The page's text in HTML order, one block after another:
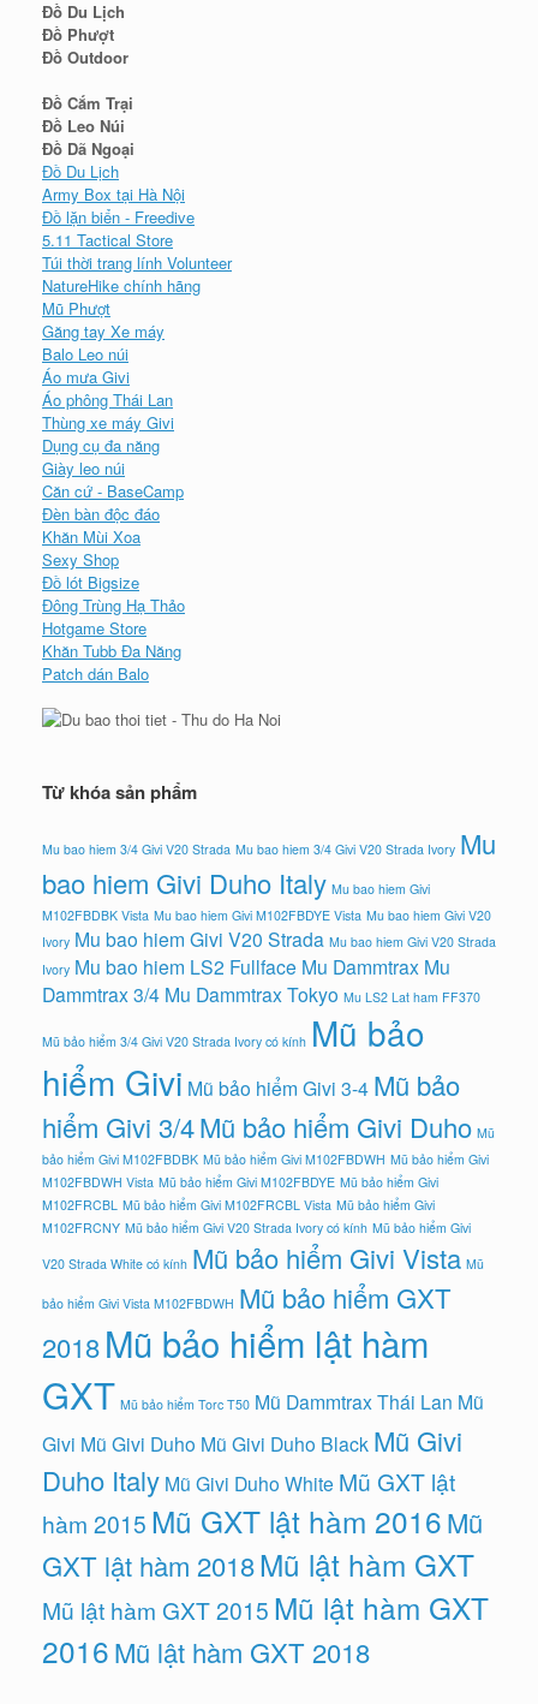
Đồ Du Lịch
Đồ Phượt
Đồ Outdoor
Đồ Cắm Trại
Đồ Leo Núi
Đồ Dã Ngoại
Đồ Du Lịch
Army Box tại Hà Nội
Đồ lặn biển - Freedive
5.11 Tactical Store
Túi thời trang lính Volunteer
NatureHike chính hãng
Mũ Phượt
Găng tay Xe máy
Balo Leo núi
Áo mưa Givi
Áo phông Thái Lan
Thùng xe máy Givi
Dụng cụ đa năng
Giày leo núi
Căn cứ - BaseCamp
Đèn bàn độc đáo
Khăn Mùi Xoa
Sexy Shop
Đồ lót Bigsize
Đông Trùng Hạ Thảo
Hotgame Store
Khăn Tubb Đa Năng
Patch dán Balo
Từ khóa sản phẩm
Mu bao hiem 3/4 Givi V20 Strada Mu bao hiem 3/4 Givi V20 Strada Ivory Mu
bao hiem Givi Duho Italy Mu bao hiem Givi
M102FBDBK Vista Mu bao hiem Givi M102FBDYE Vista Mu bao hiem Givi V20
Ivory Mu bao hiem Givi V20 Strada Mu bao hiem Givi V20 Strada
Ivory Mu bao hiem LS2 Fullface Mu Dammtrax Mu
Dammtrax 3/4 Mu Dammtrax Tokyo Mu LS2 Lat ham FF370
Mũ bảo hiểm 3/4 Givi V20 Strada Ivory có kính Mũ bảo
hiểm Givi Mũ bảo hiểm Givi 3-4 Mũ bảo
hiểm Givi 3/4Mũ bảo hiểm Givi Duho Mũ
bảo hiểm Givi M102FBDBK Mũ bảo hiểm Givi M102FBDWH Mũ bảo hiểm Givi
M102FBDWH Vista Mũ bảo hiểm Givi M102FBDYE Mũ bảo hiểm Givi
M102FRCBL Mũ bảo hiểm Givi M102FRCBL Vista Mũ bảo hiểm Givi
M102FRCNY Mũ bảo hiểm Givi V20 Strada Ivory có kính Mũ bảo hiểm Givi
V20 Strada White có kính Mũ bảo hiểm Givi Vista Mũ
bảo hiểm Givi Vista M102FBDWH Mũ bảo hiểm GXT
2018Mũ bảo hiểm lật hàm
GXT Mũ bảo hiểm Torc T50 Mũ Dammtrax Thái Lan Mũ
Givi Mũ Givi Duho Mũ Givi Duho Black Mũ Givi
Duho Italy Mũ Givi Duho White Mũ GXT lật
hàm 2015 Mũ GXT lật hàm 2016Mũ
GXT lật hàm 2018Mũ lật hàm GXT
Mũ lật hàm GXT 2015 Mũ lật hàm GXT
2016Mũ lật hàm GXT 2018